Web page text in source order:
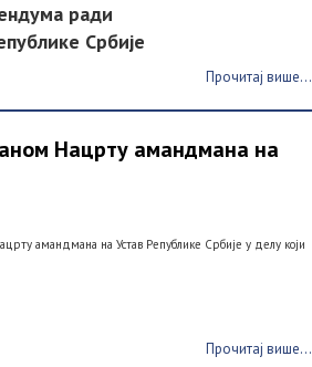
ради
Србије
Прочитај више...
Нацрту амандмана на
амандмана на Устав Републике Србије у делу који
Прочитај више...